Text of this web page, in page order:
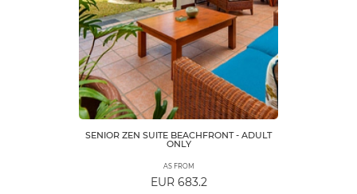
SENIOR ZEN SUITE BEACHFRONT - ADULT
ONLY
AS FROM
EUR 683.2